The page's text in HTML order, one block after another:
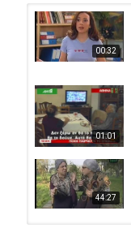
00:32
01:01
44:27